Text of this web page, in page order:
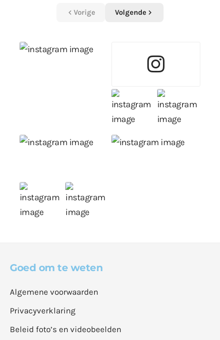
Vorige Volgende
Goed om te weten
Algemene voorwaarden
Privacyverklaring
Beleid foto’s en videobeelden